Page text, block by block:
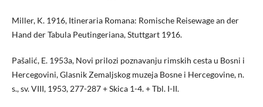
Miller, K. 1916, Itineraria Romana: Romische Reisewage an der
Hand der Tabula Peutingeriana, Stuttgart 1916.
Pašalić, E. 1953a, Novi prilozi poznavanju rimskih cesta u Bosni i
Hercegovini, Glasnik Zemaljskog muzeja Bosne i Hercegovine, n.
s., sv. VIII, 1953, 277-287 + Skica 1-4. + Tbl. I-II.